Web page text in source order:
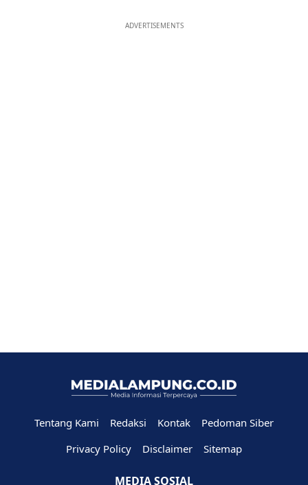
ADVERTISEMENTS
Tentang Kami Redaksi Kontak
Pedoman Siber
Privacy Policy
Disclaimer Sitemap
MEDIA SOSIAL